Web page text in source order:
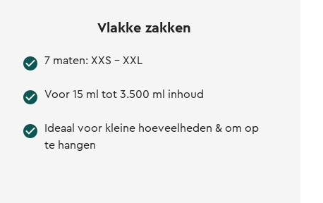
Vlakke zakken
7 maten: XXS - XXL
Voor 15 ml tot 3.500 ml inhoud
Ideaal voor kleine hoeveelheden & om op
te hangen